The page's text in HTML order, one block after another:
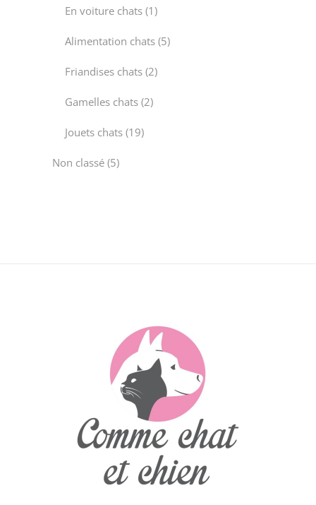
En voiture chats 11
Alimentation chats 55
Friandises chats 22
Gamelles chats 22
Jouets chats 1919
Non classé 55